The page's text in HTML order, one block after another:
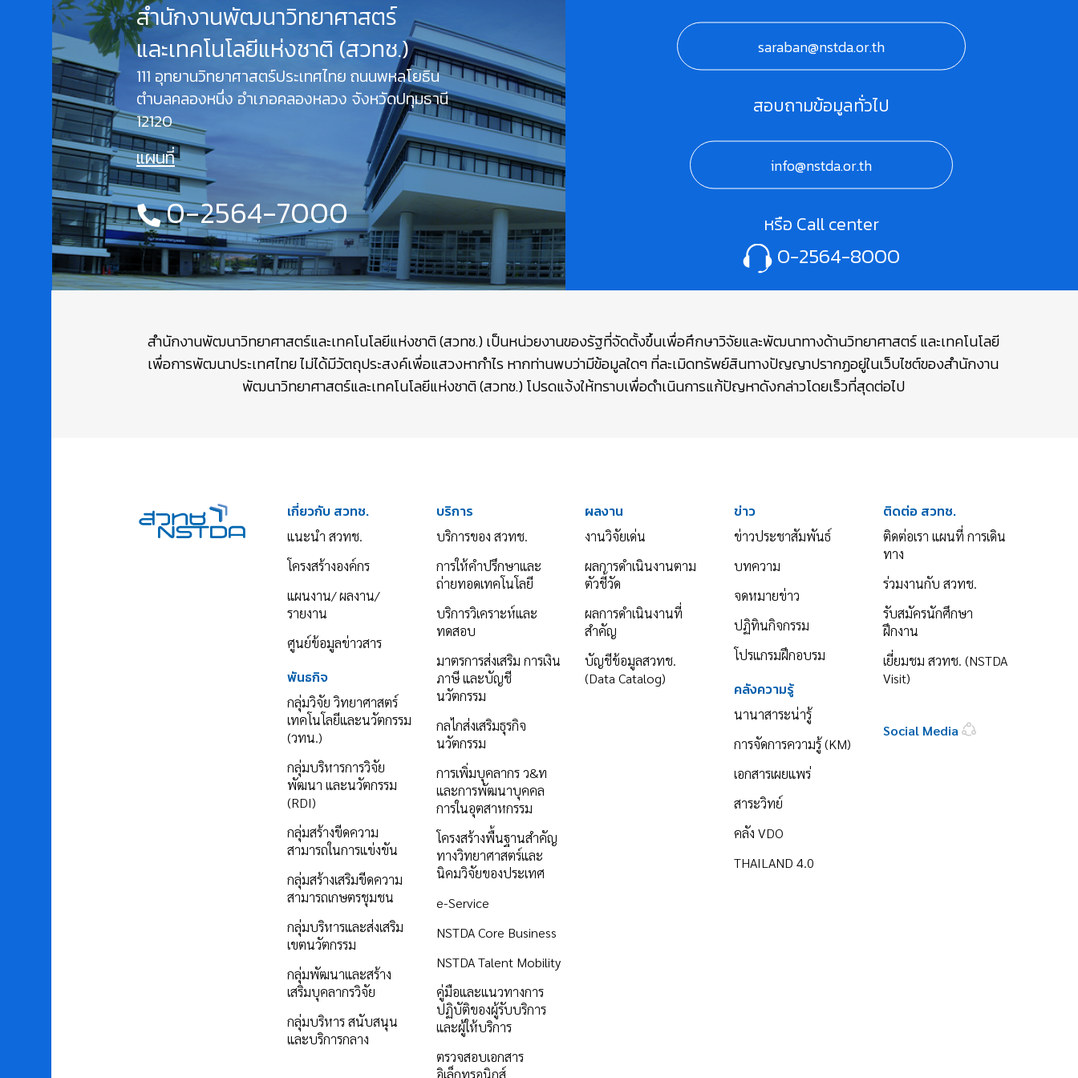
สำนักงานพัฒนาวิทยาศาสตร์
และเทคโนโลยีแห่งชาติ (สวทช.)
111 อุทยานวิทยาศาสตร์ประเทศไทย ถนนพหลโยธิน
ตำบลคลองหนึ่ง อำเภอคลองหลวง จังหวัดปทุมธานี
12120
แผนที่
0-2564-7000
saraban@nstda.or.th
สอบถามข้อมูลทั่วไป
info@nstda.or.th
หรือ Call center
0-2564-8000
สำนักงานพัฒนาวิทยาศาสตร์และเทคโนโลยีแห่งชาติ (สวทช.) เป็นหน่วยงานของรัฐที่จัดตั้งขึ้นเพื่อศึกษาวิจัยและพัฒนาทางด้านวิทยาศาสตร์ และเทคโนโลยี
เพื่อการพัฒนาประเทศไทย ไม่ได้มีวัตถุประสงค์เพื่อแสวงหากำไร หากท่านพบว่ามีข้อมูลใดๆ ที่ละเมิดทรัพย์สินทางปัญญาปรากฏอยู่ในเว็บไซต์ของสำนักงาน
พัฒนาวิทยาศาสตร์และเทคโนโลยีแห่งชาติ (สวทช.) โปรดแจ้งให้ทราบเพื่อดำเนินการแก้ปัญหาดังกล่าวโดยเร็วที่สุดต่อไป
เกี่ยวกับ สวทช.
แนะนำ สวทช.
โครงสร้างองค์กร
แผนงาน/ ผลงาน/
รายงาน
ศูนย์ข้อมูลข่าวสาร
พันธกิจ
กลุ่มวิจัย วิทยาศาสตร์
เทคโนโลยีและนวัตกรรม
(วทน.)
กลุ่มบริหารการวิจัย
พัฒนา และนวัตกรรม
(RDI)
กลุ่มสร้างขีดความ
สามารถในการแข่งขัน
กลุ่มสร้างเสริมขีดความ
สามารถเกษตรชุมชน
กลุ่มบริหารและส่งเสริม
เขตนวัตกรรม
กลุ่มพัฒนาและสร้าง
เสริมบุคลากรวิจัย
กลุ่มบริหาร สนับสนุน
และบริการกลาง
บริการ
บริการของ สวทช.
การให้คำปรึกษาและ
ถ่ายทอดเทคโนโลยี
บริการวิเคราะห์และ
ทดสอบ
มาตรการส่งเสริม การเงิน
ภาษี และบัญชี
นวัตกรรม
กลไกส่งเสริมธุรกิจ
นวัตกรรม
การเพิ่มบุคลากร ว&ท
และการพัฒนาบุคคล
การในอุตสาหกรรม
โครงสร้างพื้นฐานสำคัญ
ทางวิทยาศาสตร์และ
นิคมวิจัยของประเทศ
e-Service
NSTDA Core Business
NSTDA Talent Mobility
คู่มือและแนวทางการ
ปฏิบัติของผู้รับบริการ
และผู้ให้บริการ
ตรวจสอบเอกสาร
อิเล็กทรอนิกส์
ผลงาน
งานวิจัยเด่น
ผลการดำเนินงานตาม
ตัวชี้วัด
ผลการดำเนินงานที่
สำคัญ
บัญชีข้อมูลสวทช.
(Data Catalog)
ข่าว
ข่าวประชาสัมพันธ์
บทความ
จดหมายข่าว
ปฏิทินกิจกรรม
โปรแกรมฝึกอบรม
คลังความรู้
นานาสาระน่ารู้
การจัดการความรู้ (KM)
เอกสารเผยแพร่
สาระวิทย์
คลัง VDO
THAILAND 4.0
ติดต่อ สวทช.
ติดต่อเรา แผนที่ การเดิน
ทาง
ร่วมงานกับ สวทช.
รับสมัครนักศึกษา
ฝึกงาน
เยี่ยมชม สวทช. (NSTDA
Visit)
Social Media